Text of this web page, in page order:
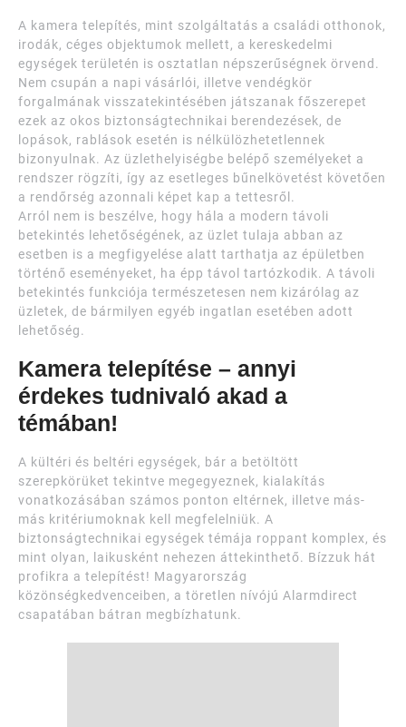
A kamera telepítés, mint szolgáltatás a családi otthonok,
irodák, céges objektumok mellett, a kereskedelmi
egységek területén is osztatlan népszerűségnek örvend.
Nem csupán a napi vásárlói, illetve vendégkör
forgalmának visszatekintésében játszanak főszerepet
ezek az okos biztonságtechnikai berendezések, de
lopások, rablások esetén is nélkülözhetetlennek
bizonyulnak. Az üzlethelyiségbe belépő személyeket a
rendszer rögzíti, így az esetleges bűnelkövetést követően
a rendőrség azonnali képet kap a tettesről.
Arról nem is beszélve, hogy hála a modern távoli
betekintés lehetőségének, az üzlet tulaja abban az
esetben is a megfigyelése alatt tarthatja az épületben
történő eseményeket, ha épp távol tartózkodik. A távoli
betekintés funkciója természetesen nem kizárólag az
üzletek, de bármilyen egyéb ingatlan esetében adott
lehetőség.
Kamera telepítése – annyi
érdekes tudnivaló akad a
témában!
A kültéri és beltéri egységek, bár a betöltött
szerepkörüket tekintve megegyeznek, kialakítás
vonatkozásában számos ponton eltérnek, illetve más-
más kritériumoknak kell megfelelniük. A
biztonságtechnikai egységek témája roppant komplex, és
mint olyan, laikusként nehezen áttekinthető. Bízzuk hát
profikra a telepítést! Magyarország
közönségkedvenceiben, a töretlen nívójú Alarmdirect
csapatában bátran megbízhatunk.